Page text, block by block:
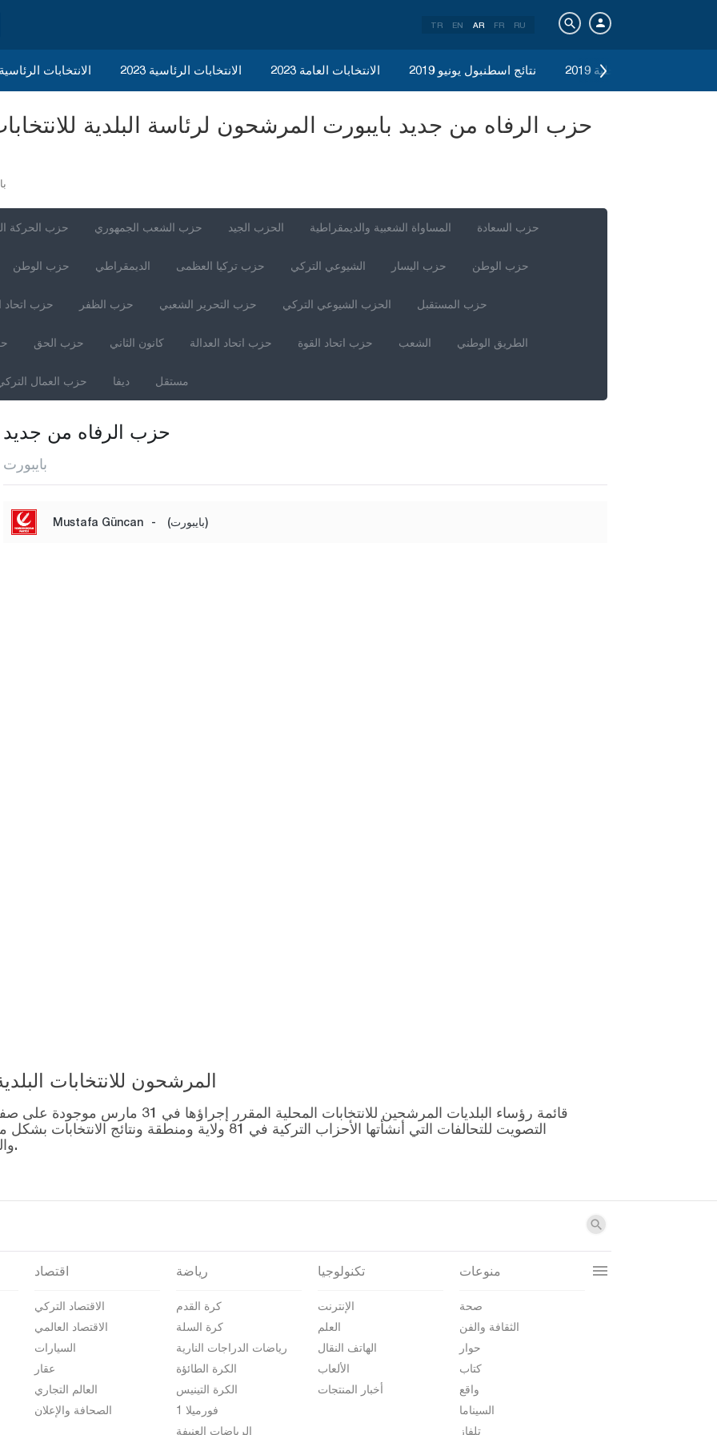
TR EN AR FR RU
2023 الانتخابات الانتخابات الرئاسية 2023 الانتخابات العامة 2023 نتائج اسطنبول يونيو 2019 الانتخابات المحلية 2019
حزب الحركة حزب الشعب الجمهوري الحزب الجيد المساواة الشعبية والديمقراطية حزب السعادة
حزب الوطن الديمقراطي حزب تركيا العظمى الشيوعي التركي حزب اليسار حزب الوطن
حزب اتحاد حزب الظفر حزب التحرير الشعبي الحزب الشيوعي التركي حزب المستقبل
حزب الحق كانون الثاني حزب اتحاد العدالة حزب اتحاد القوة الشعب الطريق الوطني
حزب العمال ديفا مستقل
حزب الرفاه من جديد
بايبورت
Mustafa Güncan - (بايبورت)
المرشحون للانتخابات البلدية المحلية –
قائمة رؤساء البلديات المرشحين للانتخابات
التصويت للتحالفات التي أنشأتها الأحزاب التركية في 81
والمرشحين على صفحة نتائج الانتخابات 2024.
اقتصاد
الاقتصاد التركي
الاقتصاد العالمي
السيارات
عقار
العالم التجاري
الصحافة والإعلان
رياضة
كرة القدم
كرة السلة
رياضات الدراجات النارية
الكرة الطائؤة
الكرة التينيس
فورميلا 1
الرياضات العنيفة
تكنولوجيا
الإنترنت
العلم
الهاتف النقال
الألعاب
أخبار المنتجات
منوعات
صحة
الثقافة والفن
حوار
كتاب
واقع
السيناما
تلفاز